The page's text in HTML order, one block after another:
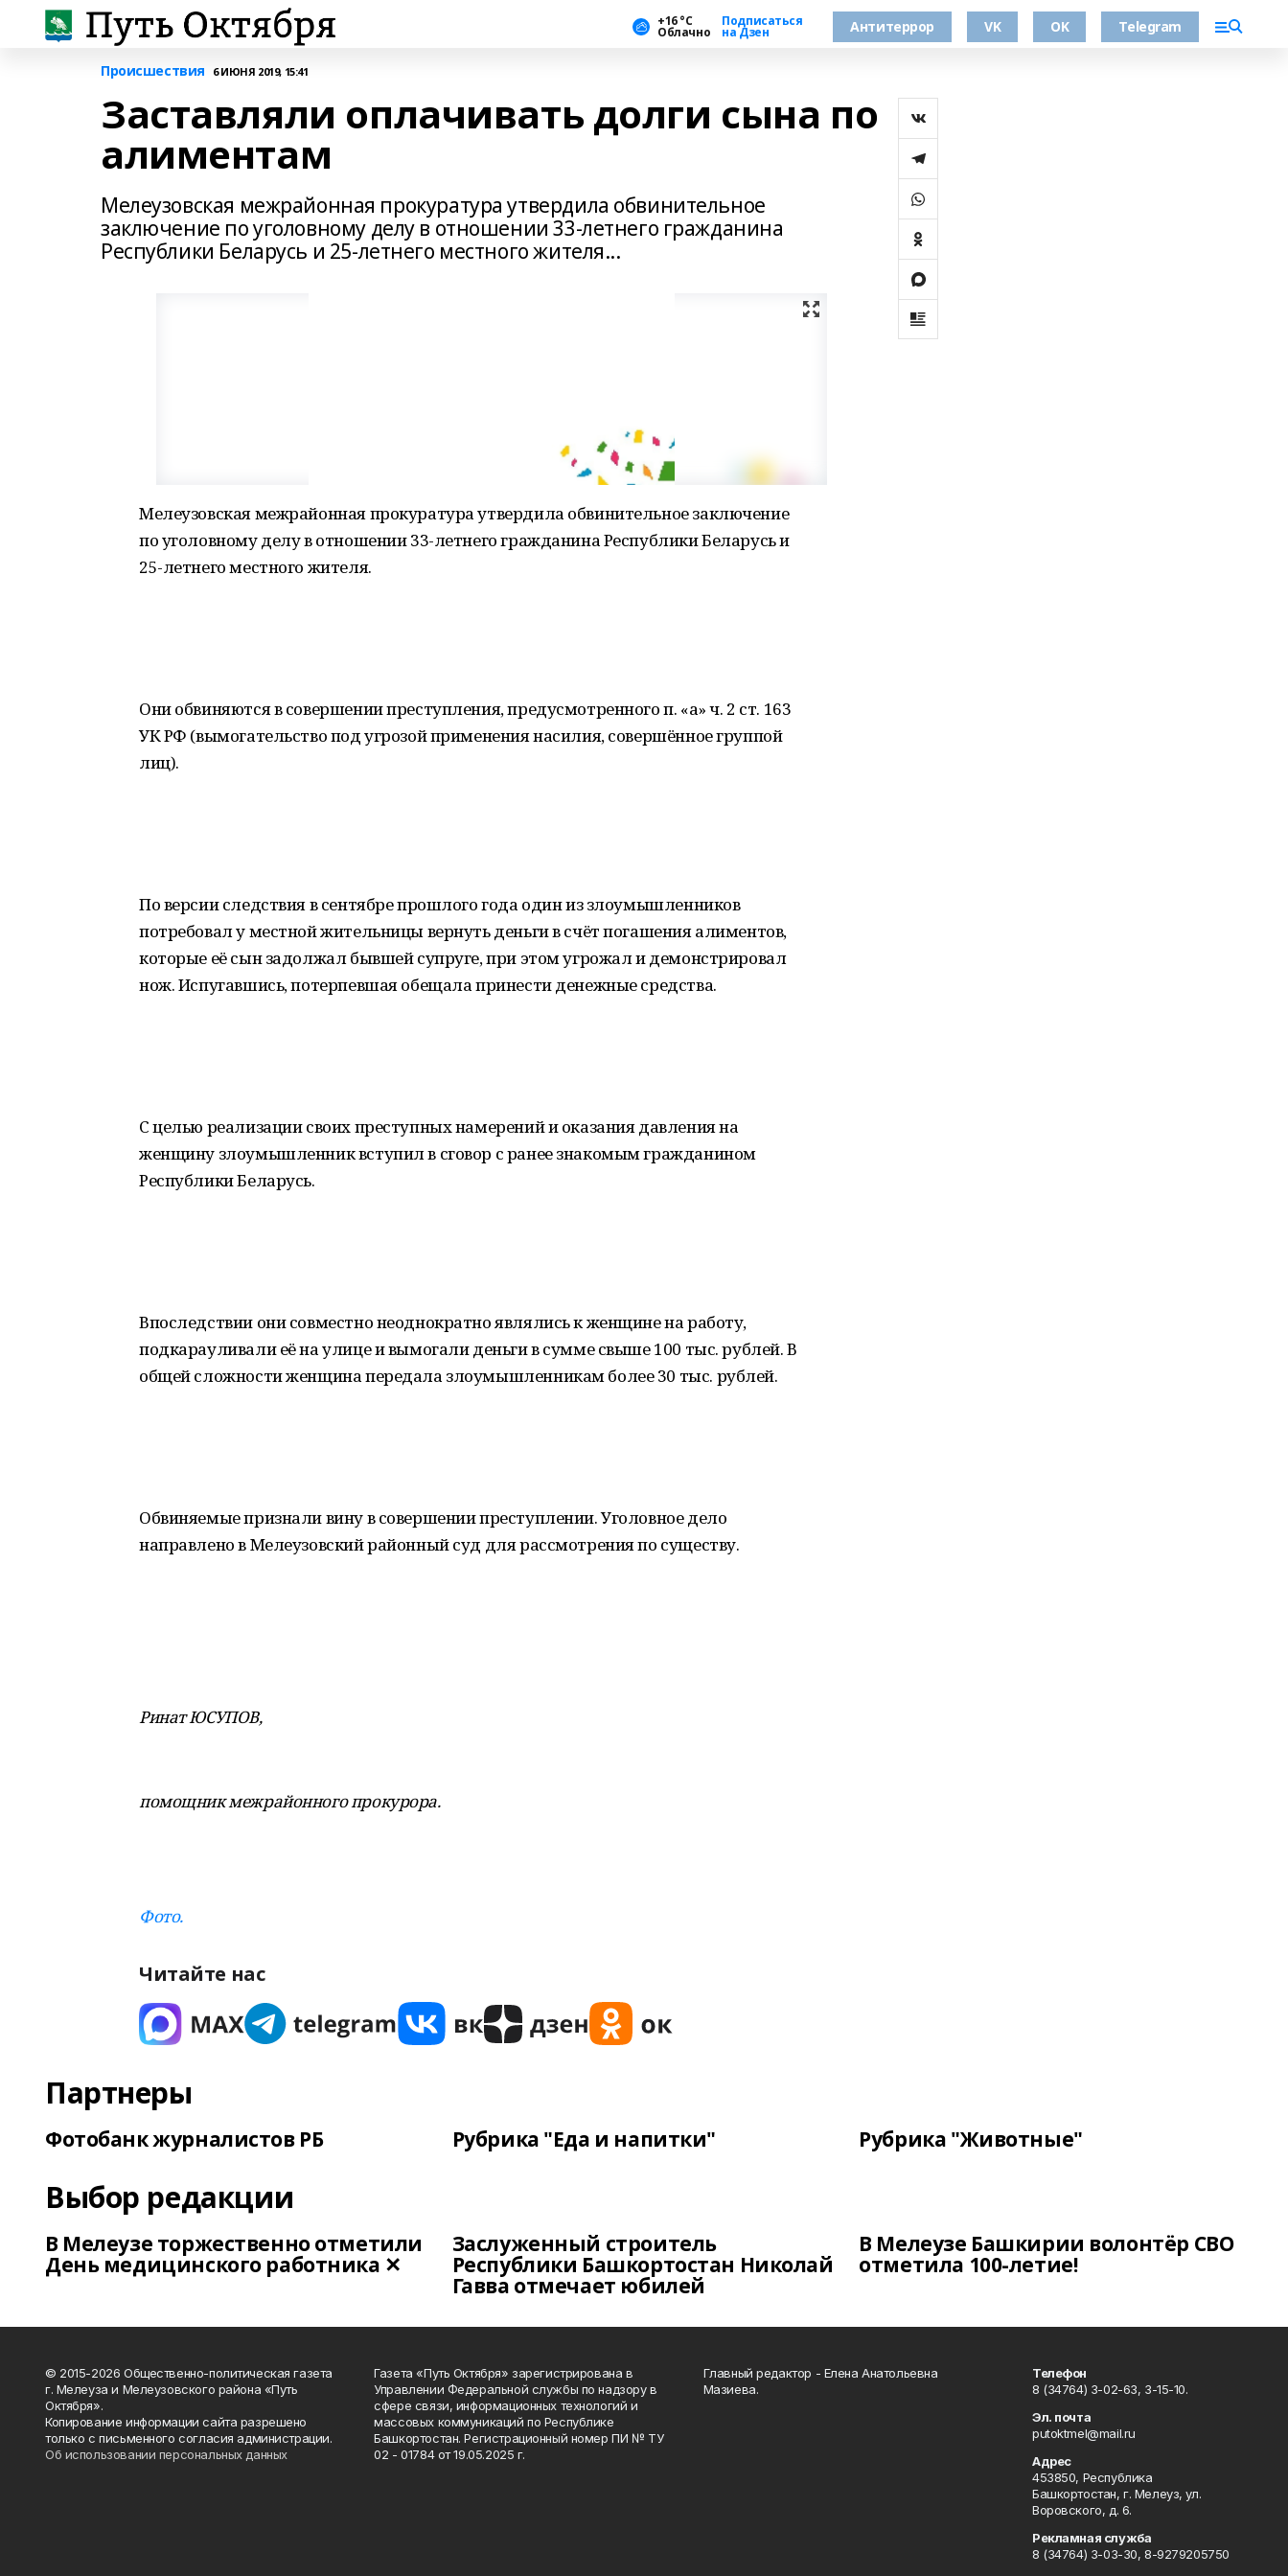
+16 °С
Облачно
Подписаться
на Дзен Антитеррор VK OK Telegram
Происшествия 6 ИЮНЯ 2019, 15:41
Заставляли оплачивать долги сына по
алиментам
Мелеузовская межрайонная прокуратура утвердила обвинительное
заключение по уголовному делу в отношении 33-летнего гражданина
Республики Беларусь и 25-летнего местного жителя...
Мелеузовская межрайонная прокуратура утвердила обвинительное заключение
по уголовному делу в отношении 33-летнего гражданина Республики Беларусь и
25-летнего местного жителя.
Они обвиняются в совершении преступления, предусмотренного п. «а» ч. 2 ст. 163
УК РФ (вымогательство под угрозой применения насилия, совершённое группой
лиц).
По версии следствия в сентябре прошлого года один из злоумышленников
потребовал у местной жительницы вернуть деньги в счёт погашения алиментов,
которые её сын задолжал бывшей супруге, при этом угрожал и демонстрировал
нож. Испугавшись, потерпевшая обещала принести денежные средства.
С целью реализации своих преступных намерений и оказания давления на
женщину злоумышленник вступил в сговор с ранее знакомым гражданином
Республики Беларусь.
Впоследствии они совместно неоднократно являлись к женщине на работу,
подкарауливали её на улице и вымогали деньги в сумме свыше 100 тыс. рублей. В
общей сложности женщина передала злоумышленникам более 30 тыс. рублей.
Обвиняемые признали вину в совершении преступлении. Уголовное дело
направлено в Мелеузовский районный суд для рассмотрения по существу.
Ринат ЮСУПОВ,
помощник межрайонного прокурора.
Фото.
Читайте нас
Партнеры
Фотобанк журналистов РБ Рубрика "Еда и напитки" Рубрика "Животные"
Выбор редакции
В Мелеузе торжественно отметили
День медицинского работника ✕
Заслуженный строитель
Республики Башкортостан Николай
Гавва отмечает юбилей
В Мелеузе Башкирии волонтёр СВО
отметила 100-летие!
© 2015-2026 Общественно-политическая газета
г. Мелеуза и Мелеузовского района «Путь
Октября».
Копирование информации сайта разрешено
только с письменного согласия администрации.
Об использовании персональных данных
Газета «Путь Октября» зарегистрирована в
Управлении Федеральной службы по надзору в
сфере связи, информационных технологий и
массовых коммуникаций по Республике
Башкортостан. Регистрационный номер ПИ № ТУ
02 - 01784 от 19.05.2025 г.
Главный редактор - Елена Анатольевна
Мазиева.
Телефон
8 (34764) 3-02-63, 3-15-10.
Эл. почта
putoktmel@mail.ru
Адрес
453850, Республика
Башкортостан, г. Мелеуз, ул.
Воровского, д. 6.
Рекламная служба
8 (34764) 3-03-30, 8-9279205750